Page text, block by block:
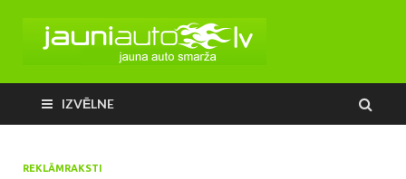
IZVĒLNE
REKLĀMRAKSTI